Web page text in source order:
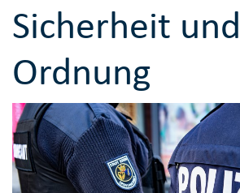
Sicherheit und
Ordnung